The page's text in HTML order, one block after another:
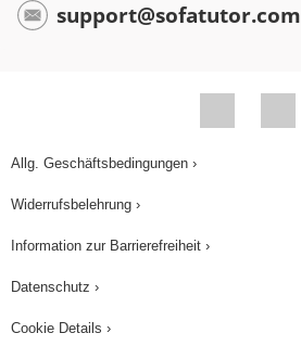
support@sofatutor.com
Allg. Geschäftsbedingungen ›
Widerrufsbelehrung ›
Information zur Barrierefreiheit ›
Datenschutz ›
Cookie Details ›